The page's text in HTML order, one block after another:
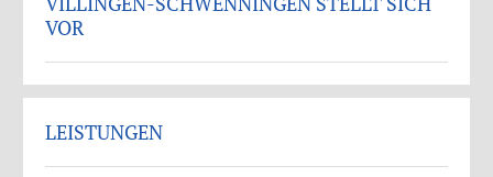
VOR
LEISTUNGEN